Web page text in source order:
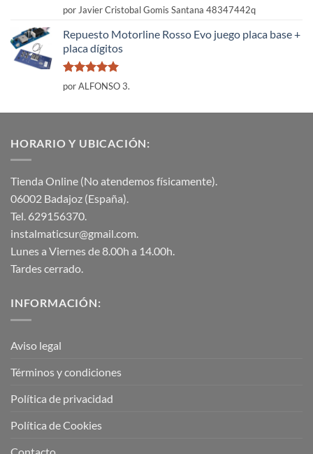
Valorado
con
por Javier Cristobal Gomis Santana 48347442q
Repuesto Motorline Rosso Evo juego placa base +
placa dígitos
Valorado
con
por ALFONSO 3.
HORARIO Y UBICACIÓN:
Tienda Online (No atendemos físicamente).
06002 Badajoz (España).
Tel. 629156370.
instalmaticsur@gmail.com.
Lunes a Viernes de 8.00h a 14.00h.
Tardes cerrado.
INFORMACIÓN:
Aviso legal
Términos y condiciones
Política de privacidad
Política de Cookies
Contacto